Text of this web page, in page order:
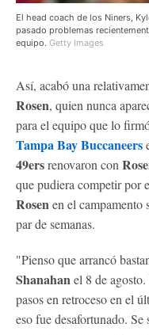
El head coach de los Niners,
pasado problemas
equipo. Getty Images
Así, acabó una
Rosen, quien nunca
para el equipo que lo
Tampa Bay Buccaneers
49ersrenovaron con
que pudiera competir por
Rosenen el
par de semanas.
"Pienso que arrancó
Shanahanel 8 de
pasos en retroceso en el
eso fue desafortunado.